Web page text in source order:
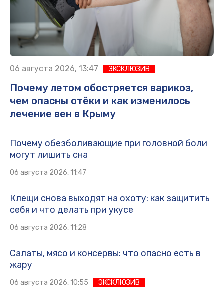
06 августа 2026, 13:47 ЭКСКЛЮЗИВ
Почему летом обостряется варикоз,
чем опасны отёки и как изменилось
лечение вен в Крыму
Почему обезболивающие при головной боли
могут лишить сна
06 августа 2026, 11:47
Клещи снова выходят на охоту: как защитить
себя и что делать при укусе
06 августа 2026, 11:28
Салаты, мясо и консервы: что опасно есть в
жару
06 августа 2026, 10:55 ЭКСКЛЮЗИВ